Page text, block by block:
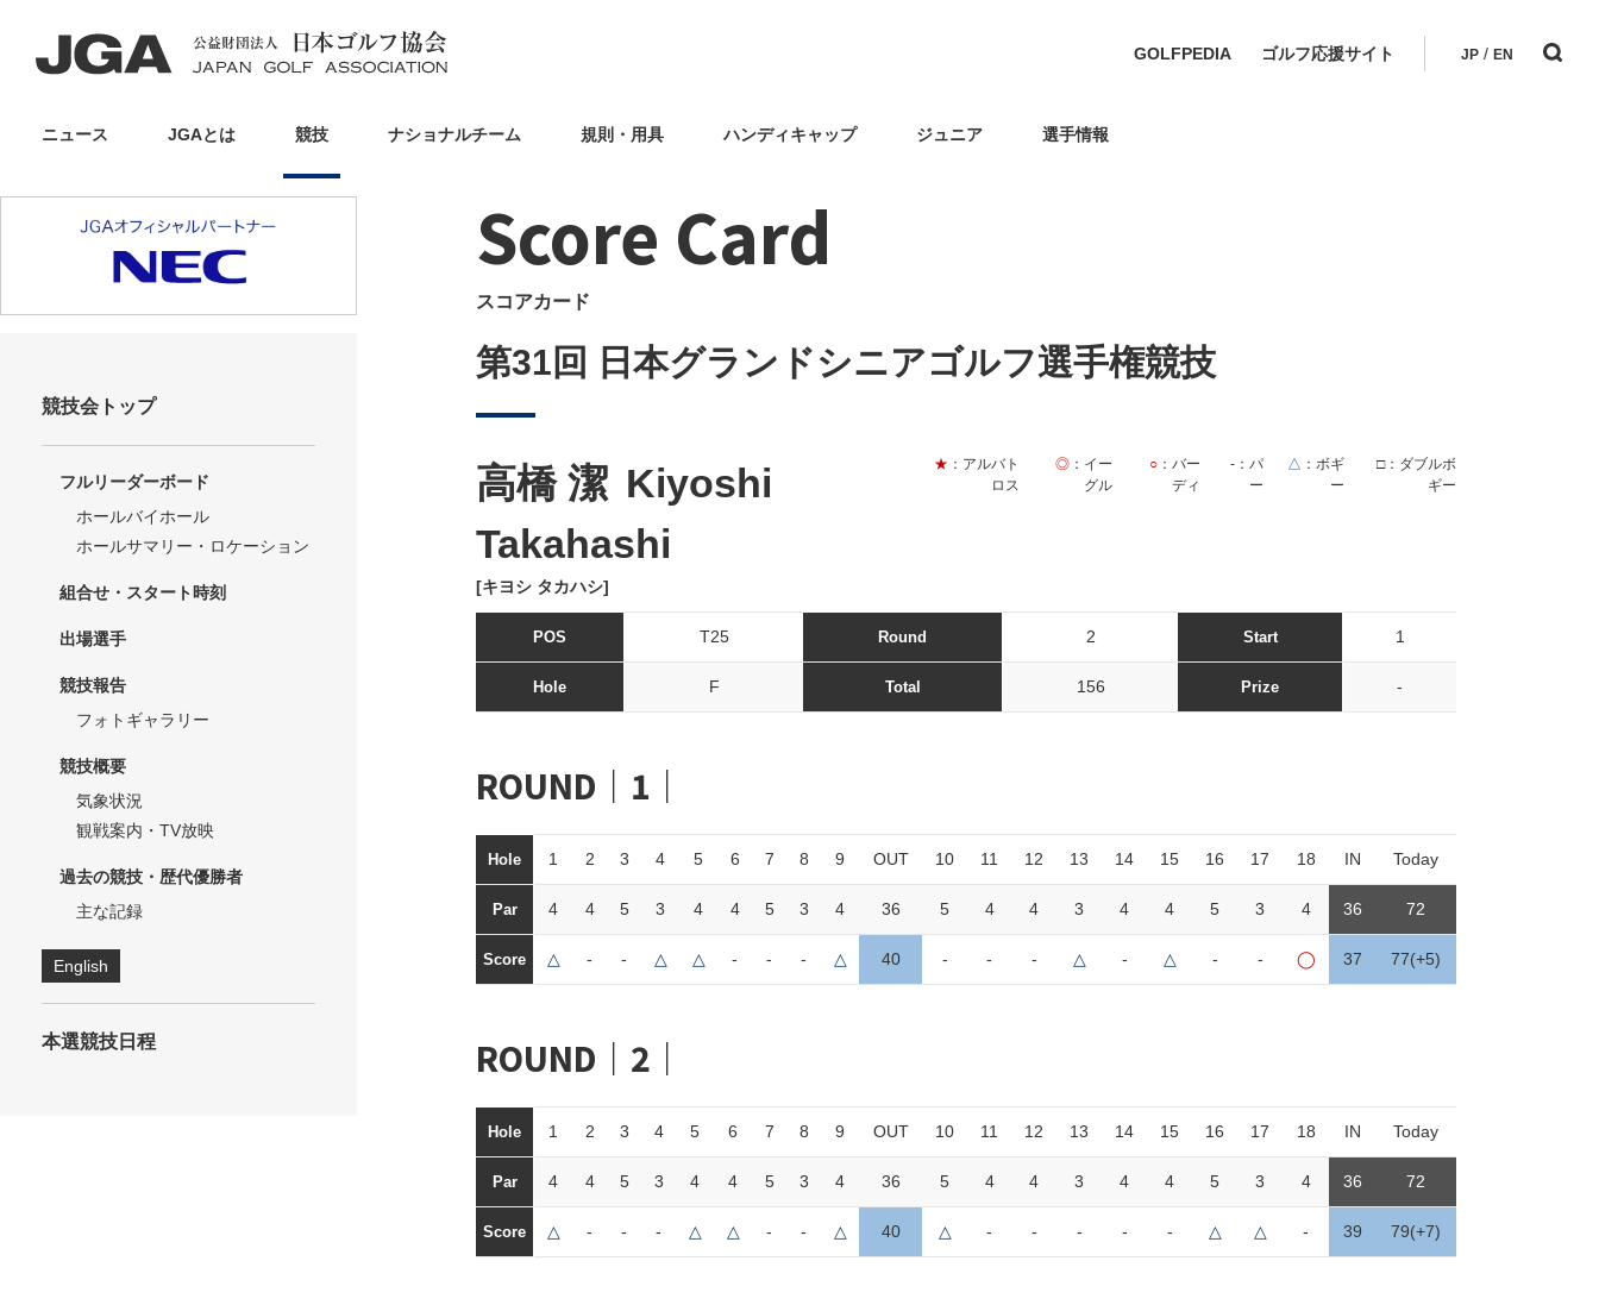
GOLFPEDIA ゴルフ応援サイト JP / EN
ニュース JGAとは 競技 ナショナルチーム 規則・用具 ハンディキャップ ジュニア 選手情報
Score Card
スコアカード
第31回 日本グランドシニアゴルフ選手権競技
高橋 潔 Kiyoshi
Takahashi
[キヨシ タカハシ]
★ ：アルバト
ロス
◎ ：イー
グル
○ ：バー
ディ
-：パ
ー
△ ：ボギ
ー
□：ダブルボ
ギー
POS T25 Round 2 Start 1
Hole F Total 156 Prize -
ROUND｜1｜
Hole 1 2 3 4 5 6 7 8 9 OUT 10 11 12 13 14 15 16 17 18 IN Today
Par 4 4 5 3 4 4 5 3 4 36 5 4 4 3 4 4 5 3 4 36 72
Score △ - - △ △ - - - △ 40 - - - △ - △ - - ◯ 37 77(+5)
ROUND｜2｜
Hole 1 2 3 4 5 6 7 8 9 OUT 10 11 12 13 14 15 16 17 18 IN Today
Par 4 4 5 3 4 4 5 3 4 36 5 4 4 3 4 4 5 3 4 36 72
Score △ - - - △ △ - - △ 40 △ - - - - - △ △ - 39 79(+7)
競技会トップ
フルリーダーボード
ホールバイホール
ホールサマリー・ロケーション
組合せ・スタート時刻
出場選手
競技報告
フォトギャラリー
競技概要
気象状況
観戦案内・TV放映
過去の競技・歴代優勝者
主な記録
English
本選競技日程